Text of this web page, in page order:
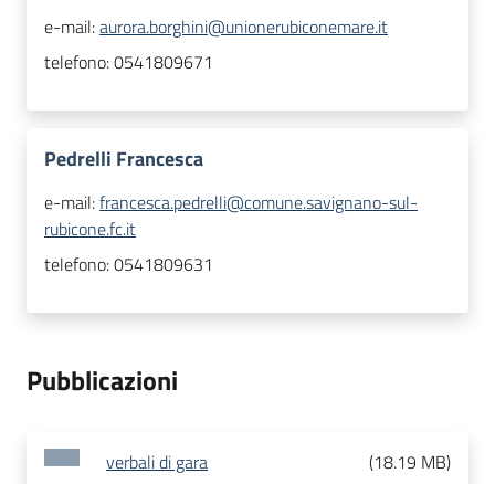
e-mail:aurora.borghini@unionerubiconemare.it
telefono:0541809671
Pedrelli Francesca
e-mail:francesca.pedrelli@comune.savignano-sul-
rubicone.fc.it
telefono:0541809631
Pubblicazioni
verbali di gara (18.19 MB)